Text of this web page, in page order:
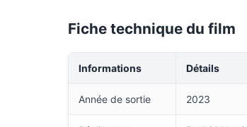
Fiche technique du film
Informations Détails
Année de sortie 2023